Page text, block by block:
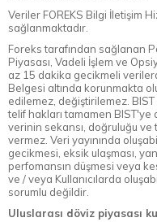
Veriler FOREKS Bilgi İletişim
sağlanmaktadır.
Foreks tarafından sağlanan
Piyasası, Vadeli İşlem ve
az 15 dakika gecikmeli
Belgesi altında korunmakta
edilemez, değiştirilemez.
telif hakları tamamen BIST'ye
verinin sekansı, doğruluğu ve
vermez. Veri yayınında
gecikmesi, eksik ulaşması,
perfomansın düşmesi veya
ve / veya Kullanıcılarda
sorumlu değildir.
Uluslarası döviz piyasası